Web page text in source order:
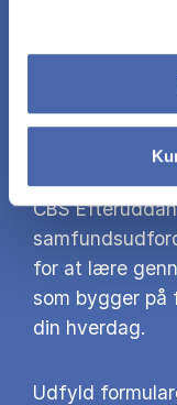
DIN
Fandt du dette
vores
CBS
for at lære
som bygger
din hverdag.
Udfyld